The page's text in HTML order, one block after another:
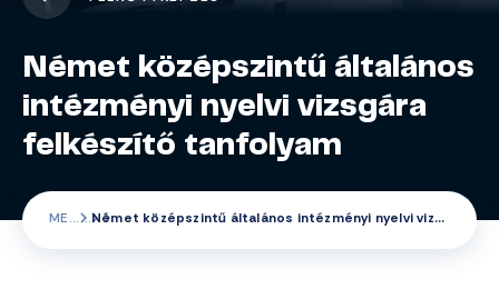
Német középszintű általános
intézményi nyelvi vizsgára
felkészítő tanfolyam
ME Német középszintű általános intézményi nyelvi vizsgára felkészítő tanfolyam